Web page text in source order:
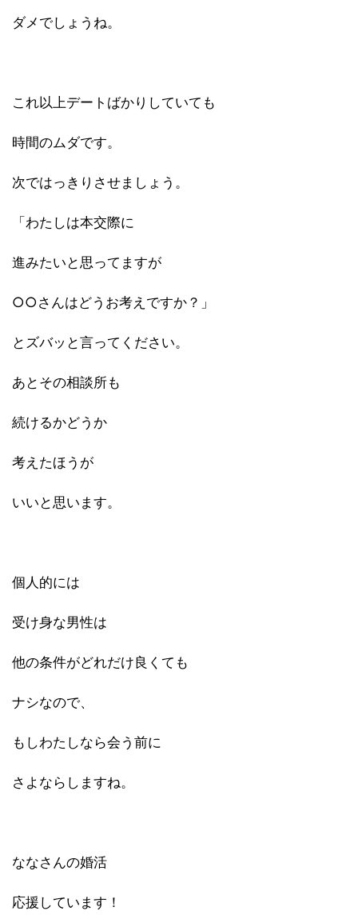
ダメでしょうね。
これ以上デートばかりしていても
時間のムダです。
次ではっきりさせましょう。
「わたしは本交際に
進みたいと思ってますが
○○さんはどうお考えですか？」
とズバッと言ってください。
あとその相談所も
続けるかどうか
考えたほうが
いいと思います。
個人的には
受け身な男性は
他の条件がどれだけ良くても
ナシなので、
もしわたしなら会う前に
さよならしますね。
ななさんの婚活
応援しています！